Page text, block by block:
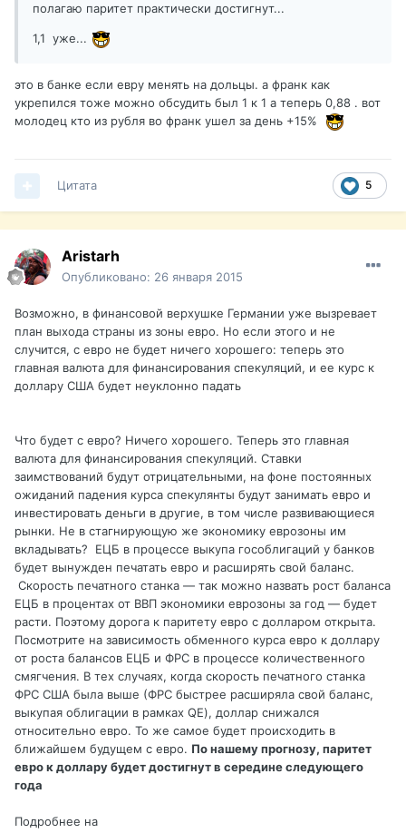
полагаю паритет практически достигнут...
1,1 уже...
это в банке если евру менять на дольцы. а франк как
укрепился тоже можно обсудить был 1 к 1 а теперь 0,88 . вот
молодец кто из рубля во франк ушел за день +15%
5
Цитата
Aristarh
Опубликовано: 26 января 2015
Возможно, в финансовой верхушке Германии уже вызревает
план выхода страны из зоны евро. Но если этого и не
случится, с евро не будет ничего хорошего: теперь это
главная валюта для финансирования спекуляций, и ее курс к
доллару США будет неуклонно падать
Что будет с евро? Ничего хорошего. Теперь это главная
валюта для финансирования спекуляций. Ставки
заимствований будут отрицательными, на фоне постоянных
ожиданий падения курса спекулянты будут занимать евро и
инвестировать деньги в другие, в том числе развивающиеся
рынки. Не в стагнирующую же экономику еврозоны им
вкладывать? ЕЦБ в процессе выкупа гособлигаций у банков
будет вынужден печатать евро и расширять свой баланс.
Скорость печатного станка — так можно назвать рост баланса
ЕЦБ в процентах от ВВП экономики еврозоны за год — будет
расти. Поэтому дорога к паритету евро с долларом открыта.
Посмотрите на зависимость обменного курса евро к доллару
от роста балансов ЕЦБ и ФРС в процессе количественного
смягчения. В тех случаях, когда скорость печатного станка
ФРС США была выше (ФРС быстрее расширяла свой баланс,
выкупая облигации в рамках QE), доллар снижался
относительно евро. То же самое будет происходить в
ближайшем будущем с евро. По нашему прогнозу, паритет
евро к доллару будет достигнут в середине следующего
года
Подробнее на